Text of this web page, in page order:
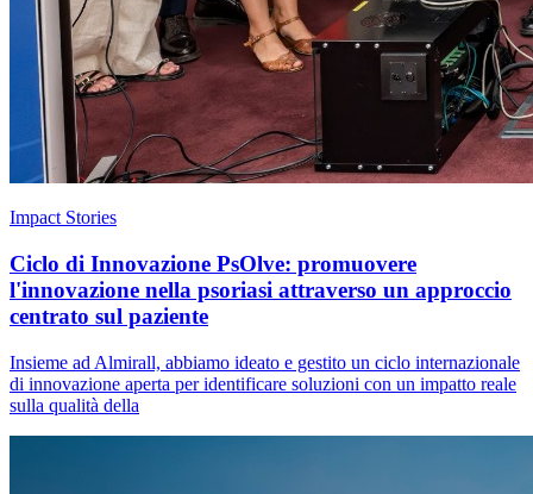
Impact Stories
Ciclo di Innovazione PsOlve: promuovere
l'innovazione nella psoriasi attraverso un approccio
centrato sul paziente
Insieme ad Almirall, abbiamo ideato e gestito un ciclo internazionale
di innovazione aperta per identificare soluzioni con un impatto reale
sulla qualità della